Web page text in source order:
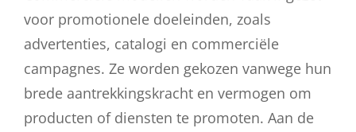
voor promotionele doeleinden, zoals
advertenties, catalogi en commerciële
campagnes. Ze worden gekozen vanwege hun
brede aantrekkingskracht en vermogen om
producten of diensten te promoten. Aan de